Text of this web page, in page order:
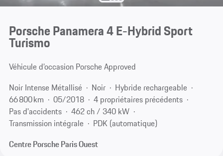
Porsche Panamera 4 E-Hybrid Sport
Turismo
Véhicule d’occasion Porsche Approved
Noir Intense Métallisé
Noir
Hybride rechargeable
66 800 km
05/2018
4 propriétaires précédents
Pas d'accidents
462 ch / 340 kW
Transmission intégrale
PDK (automatique)
Centre Porsche Paris Ouest